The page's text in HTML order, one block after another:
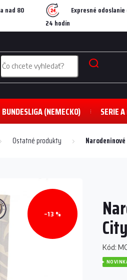
nad 80
Expresné odoslanie
24 hodín
BUNDESLIGA (NEMECKO) SERIE
Ostatné produkty
–13 %
Kód: